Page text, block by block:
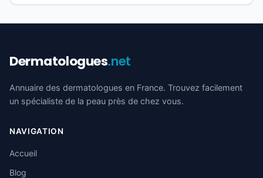
Dermatologues.net
Annuaire des dermatologues en France. Trouvez facilement
un spécialiste de la peau près de chez vous.
NAVIGATION
Accueil
Blog